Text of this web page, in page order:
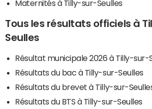
Maternités à Tilly-sur-Seulles
Tous les résultats officiels à
Seulles
Résultat municipale 2026 à Tilly-sur-
Résultats du bac à Tilly-sur-Seulles
Résultats du brevet à Tilly-sur-
Résultats du BTS à Tilly-sur-Seulles